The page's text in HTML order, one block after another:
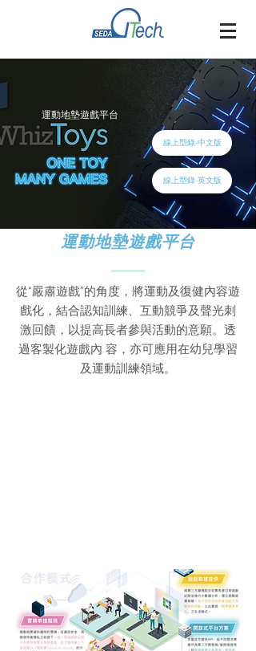
​運動地墊遊戲平台
線上型錄-中文版
線上型錄-英文版
運動地墊遊戲平台
從“嚴肅遊戲”的角度，將運動及復健內容遊
戲化，結合認知訓練、互動競爭及聲光刺
激回饋，以提高長者參與活動的意願。透
過客製化遊戲內 容，亦可應用在幼兒學習
及運動訓練領域。